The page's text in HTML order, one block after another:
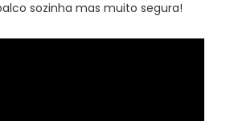
sozinha mas muito segura!